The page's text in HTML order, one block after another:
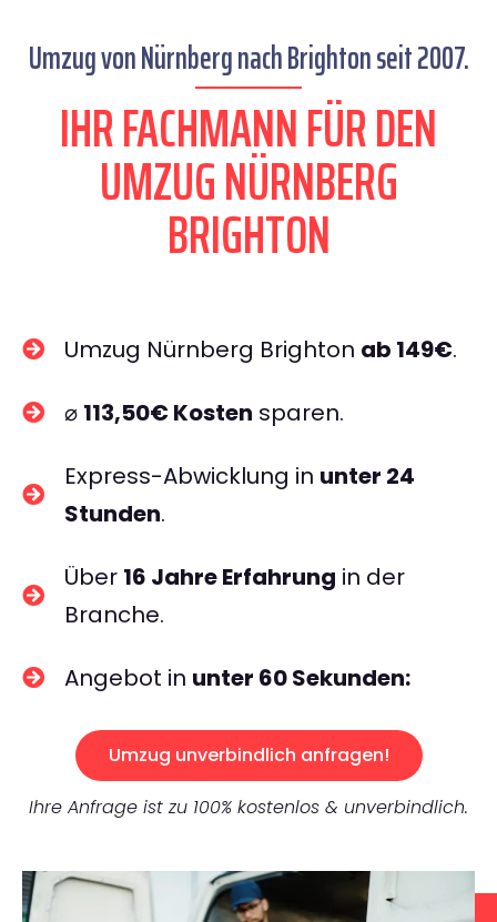
Umzug von Nürnberg nach Brighton seit 2007.
IHR FACHMANN FÜR DEN
UMZUG NÜRNBERG
BRIGHTON
Umzug Nürnberg Brighton ab 149€.
⌀ 113,50€ Kosten sparen.
Express-Abwicklung in unter 24
Stunden.
Über 16 Jahre Erfahrung in der
Branche.
Angebot in unter 60 Sekunden:
Umzug unverbindlich anfragen!
Ihre Anfrage ist zu 100% kostenlos & unverbindlich.